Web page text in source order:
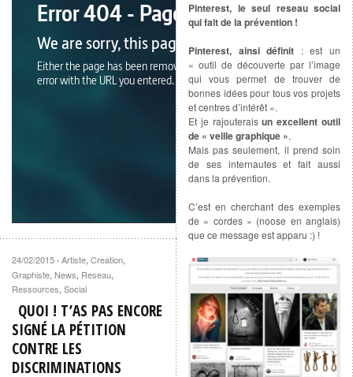
Pinterest, le seul reseau social
qui fait de la prévention !
Pinterest, ainsi définit : est un
« outil de découverte par l’image
qui vous permet de trouver de
bonnes idées pour tous vos projets
et centres d’intérêt ».
Et je rajouteraisun excellent outil
de « veille graphique ».
Mais pas seulement, il prend soin
de ses internautes et fait aussi
dans la prévention.
C’est en cherchant des exemples
de « cordes » (noose en anglais)
que ce message est apparu :) !
24/02/2015 · Artiste, Creation,
Graphiste, News, Reseau,
Ressources, Social
QUOI ! T’AS PAS ENCORE
SIGNÉ LA PÉTITION
CONTRE LES
DISCRIMINATIONS